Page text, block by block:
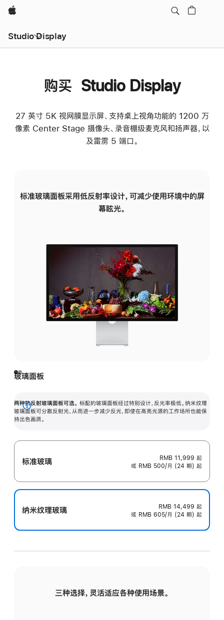
Apple
Studio Display
购买 Studio Display
27 英寸 5K 视网膜显示屏、支持桌上视角功能的 1200 万
像素 Center Stage 摄像头、录音棚级麦克风和扬声器，以
及雷雳 5 端口。
标准玻璃面板采用低反射率设计，可减少使用环境中的屏
幕眩光。
玻璃面板
两种抗反射玻璃面板可选。 标配的玻璃面板经过特别设计，反光率极低。纳米纹理
玻璃面板可分散反射光，从而进一步减少反光，即使在高亮光源的工作场所也能保
持出色画质。
展
开
标准玻璃 RMB 11,999 起
或 RMB 500/月 (24 期) 起
纳米纹理玻璃 RMB 14,499 起
或 RMB 605/月 (24 期) 起
三种选择，灵活适应各种使用场景。